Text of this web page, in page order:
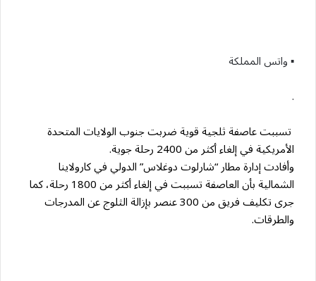
▪︎ واتس المملكة
.
تسببت عاصفة ثلجية قوية ضربت جنوب الولايات المتحدة
الأمريكية في إلغاء أكثر من 2400 رحلة جوية.
وأفادت إدارة مطار “شارلوت دوغلاس” الدولي في كارولاينا
الشمالية بأن العاصفة تسببت في إلغاء أكثر من 1800 رحلة، كما
جرى تكليف فريق من 300 عنصر بإزالة الثلوج عن المدرجات
والطرقات.